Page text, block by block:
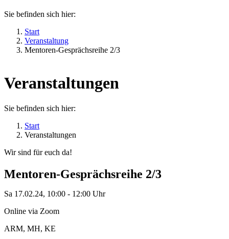
Sie befinden sich hier:
Start
Veranstaltung
Mentoren-Gesprächsreihe 2/3
Veranstaltungen
Sie befinden sich hier:
Start
Veranstaltungen
Wir sind für euch da!
Mentoren-Gesprächsreihe 2/3
Sa 17.02.24, 10:00 - 12:00 Uhr
Online via Zoom
ARM, MH, KE